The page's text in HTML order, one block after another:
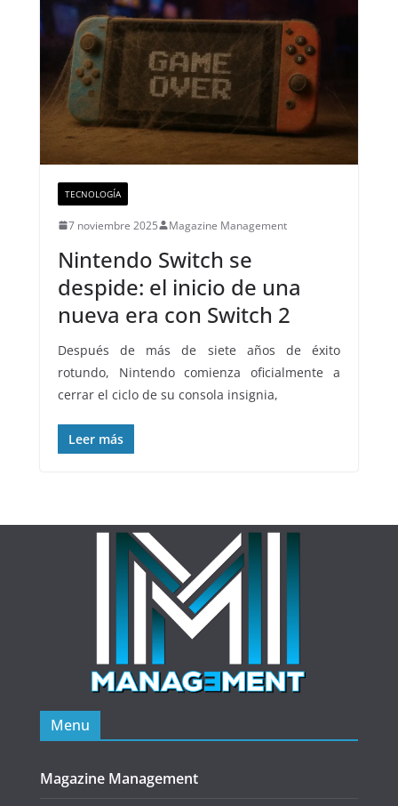
TECNOLOGÍA
7 noviembre 2025 Magazine Management
Nintendo Switch se
despide: el inicio de una
nueva era con Switch 2
Después de más de siete años de éxito
rotundo, Nintendo comienza oficialmente a
cerrar el ciclo de su consola insignia,
Leer más
Menu
Magazine Management